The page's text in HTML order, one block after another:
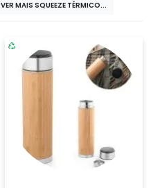
VER MAIS SQUEEZE TÉRMICO...